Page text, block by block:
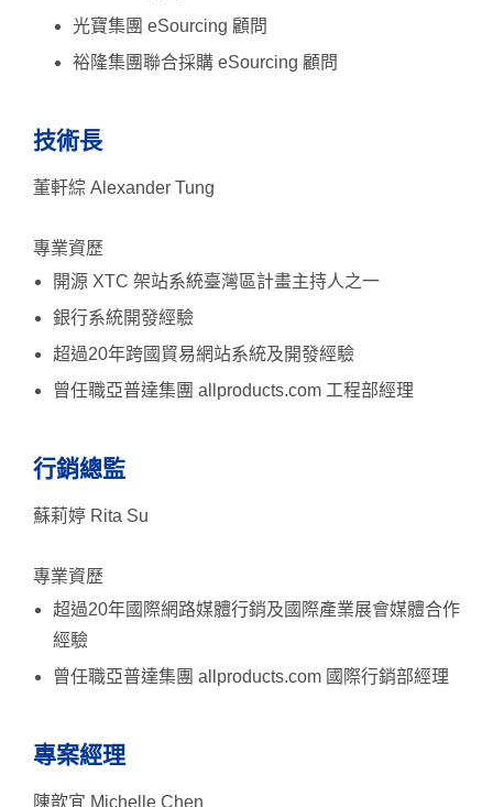
光寶集團 eSourcing 顧問
裕隆集團聯合採購 eSourcing 顧問
技術長
董軒綜 Alexander Tung
專業資歷
開源 XTC 架站系統臺灣區計畫主持人之一
銀行系統開發經驗
超過20年跨國貿易網站系統及開發經驗
曾任職亞普達集團 allproducts.com 工程部經理
行銷總監
蘇莉婷 Rita Su
專業資歷
超過20年國際網路媒體行銷及國際產業展會媒體合作
經驗
曾任職亞普達集團 allproducts.com 國際行銷部經理
專案經理
陳歆宜 Michelle Chen